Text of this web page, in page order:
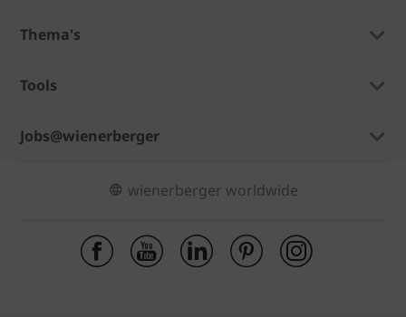
Thema's
Tools
Jobs@wienerberger
wienerberger worldwide